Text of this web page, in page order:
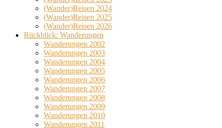
(Wander)Reisen 2024
(Wander)Reisen 2025
(Wander)Reisen 2026
Rückblick: Wanderungen
Wanderungen 2002
Wanderungen 2003
Wanderungen 2004
Wanderungen 2005
Wanderungen 2006
Wanderungen 2007
Wanderungen 2008
Wanderungen 2009
Wanderungen 2010
Wanderungen 2011